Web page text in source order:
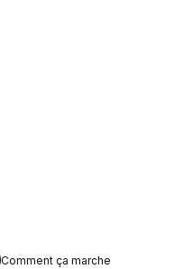
Comment ça marche